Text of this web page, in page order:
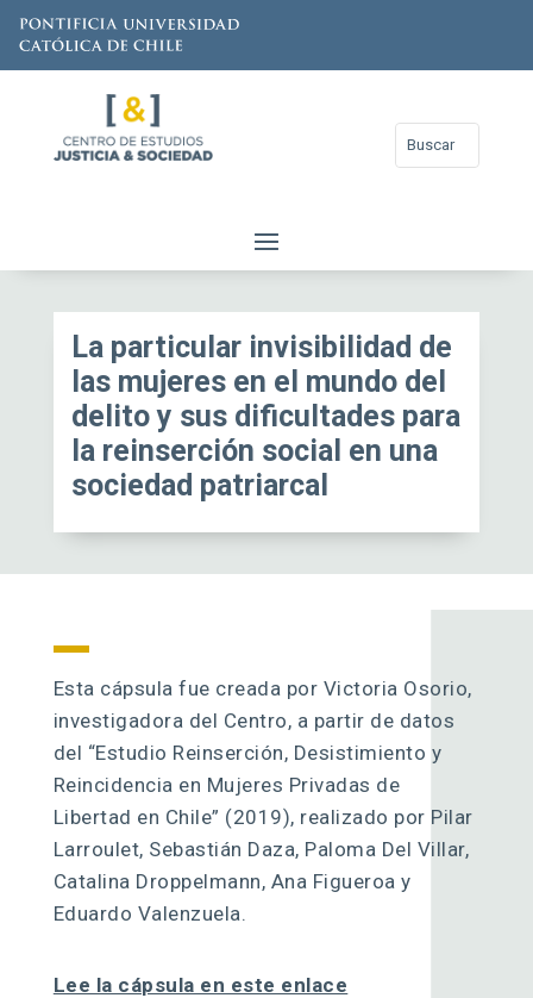
La particular invisibilidad de
las mujeres en el mundo del
delito y sus dificultades para
la reinserción social en una
sociedad patriarcal
Esta cápsula fue creada por Victoria Osorio,
investigadora del Centro, a partir de datos
del “Estudio Reinserción, Desistimiento y
Reincidencia en Mujeres Privadas de
Libertad en Chile” (2019), realizado por Pilar
Larroulet, Sebastián Daza, Paloma Del Villar,
Catalina Droppelmann, Ana Figueroa y
Eduardo Valenzuela.
Lee la cápsula en este enlace